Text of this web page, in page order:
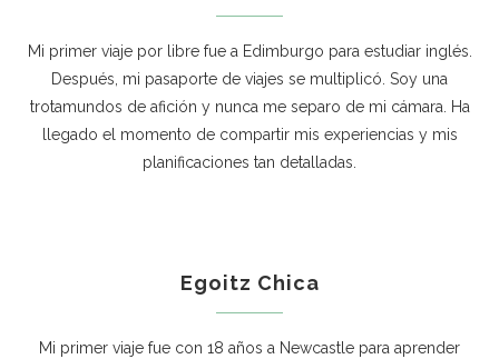
Mi primer viaje por libre fue a Edimburgo para estudiar inglés.
Después, mi pasaporte de viajes se multiplicó. Soy una
trotamundos de afición y nunca me separo de mi cámara. Ha
llegado el momento de compartir mis experiencias y mis
planificaciones tan detalladas.
Egoitz Chica
Mi primer viaje fue con 18 años a Newcastle para aprender